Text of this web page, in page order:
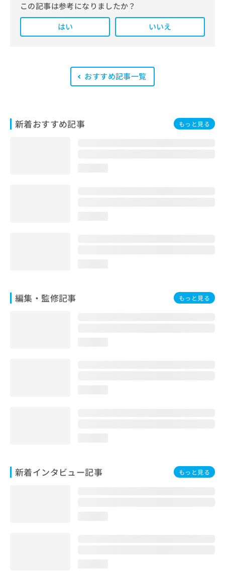
また、医療広告ガイドラインに準拠し
た編集体制を整えており、編集部内に
は、一般社団法人薬機法医療法規格協
います。
この記事は参考になりましたか？
はい
いいえ
おすすめ記事一覧
新着おすすめ記事 もっと見る
編集・監修記事 もっと見る
新着インタビュー記事 もっと見る